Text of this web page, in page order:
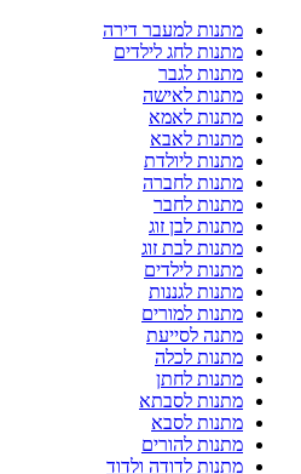
מתנות למעבר דירה
מתנות לחג לילדים
מתנות לגבר
מתנות לאישה
מתנות לאמא
מתנות לאבא
מתנות ליולדת
מתנות לחברה
מתנות לחבר
מתנות לבן זוג
מתנות לבת זוג
מתנות לילדים
מתנות לגננות
מתנות למורים
מתנה לסייעת
מתנות לכלה
מתנות לחתן
מתנות לסבתא
מתנות לסבא
מתנות להורים
מתנות לדודה ולדוד